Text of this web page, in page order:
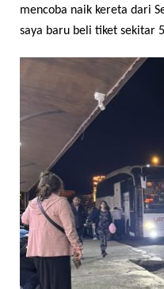
mencoba naik kereta dari
saya baru beli tiket sekitar